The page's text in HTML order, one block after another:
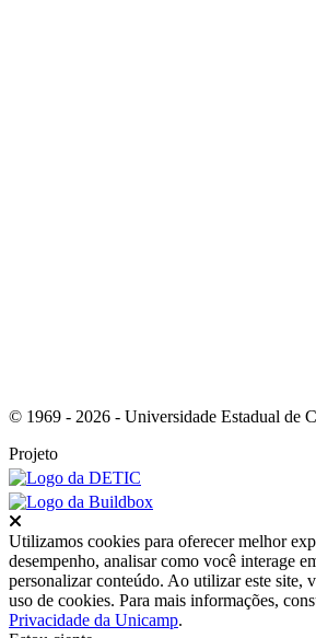
© 1969 - 2026 - Universidade Estadual de
Projeto
Utilizamos cookies para oferecer melhor
desempenho, analisar como você interage
personalizar conteúdo. Ao utilizar este site,
uso de cookies. Para mais informações,
Privacidade da Unicamp.